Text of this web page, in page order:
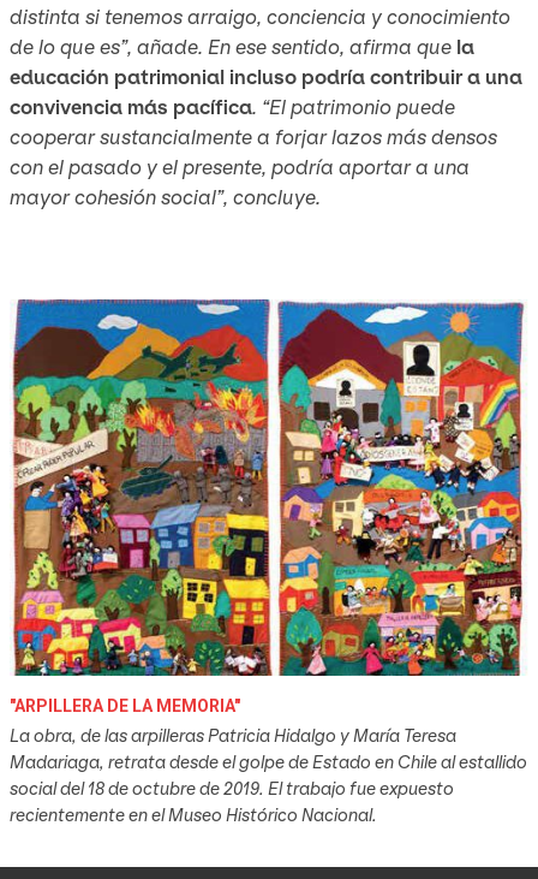
distinta si tenemos arraigo, conciencia y conocimiento
de lo que es”, añade. En ese sentido, afirma que la
educación patrimonial incluso podría contribuir a una
convivencia más pacífica. “El patrimonio puede
cooperar sustancialmente a forjar lazos más densos
con el pasado y el presente, podría aportar a una
mayor cohesión social”, concluye.
"ARPILLERA DE LA MEMORIA"
La obra, de las arpilleras Patricia Hidalgo y María Teresa
Madariaga, retrata desde el golpe de Estado en Chile al estallido
social del 18 de octubre de 2019. El trabajo fue expuesto
recientemente en el Museo Histórico Nacional.